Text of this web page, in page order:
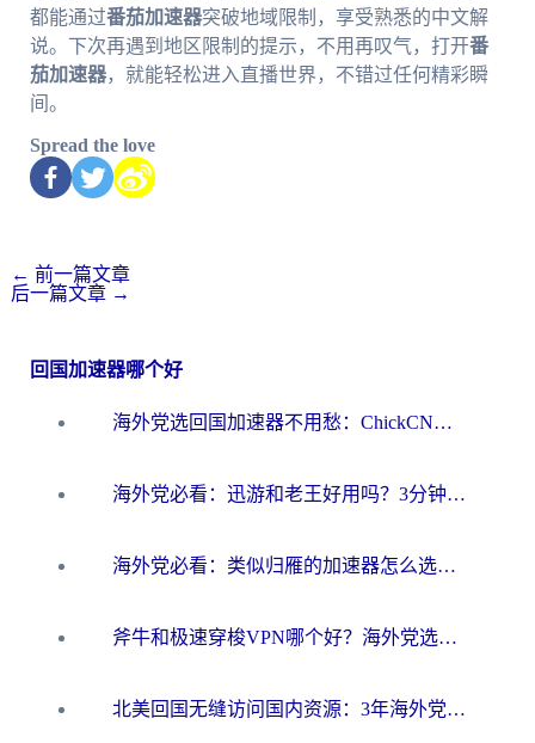
都能通过番茄加速器突破地域限制，享受熟悉的中文解
说。下次再遇到地区限制的提示，不用再叹气，打开番
茄加速器，就能轻松进入直播世界，不错过任何精彩瞬
间。
Spread the love
← 前一篇文章
后一篇文章 →
回国加速器哪个好
海外党选回国加速器不用愁：ChickCN和洞见哪个好？一篇搞定所有疑问
海外党必看：迅游和老王好用吗？3分钟选对加速国内网络的加速器
海外党必看：类似归雁的加速器怎么选？一篇搞定无缝访问国内资源
斧牛和极速穿梭VPN哪个好？海外党选回国加速器必看的真实对比与避坑指南
北美回国无缝访问国内资源：3年海外党亲测的加速器选择指南